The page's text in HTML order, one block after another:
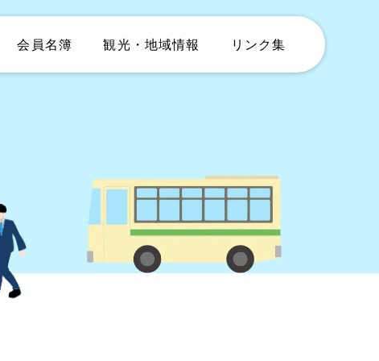
会員名簿 観光・地域情報 リンク集